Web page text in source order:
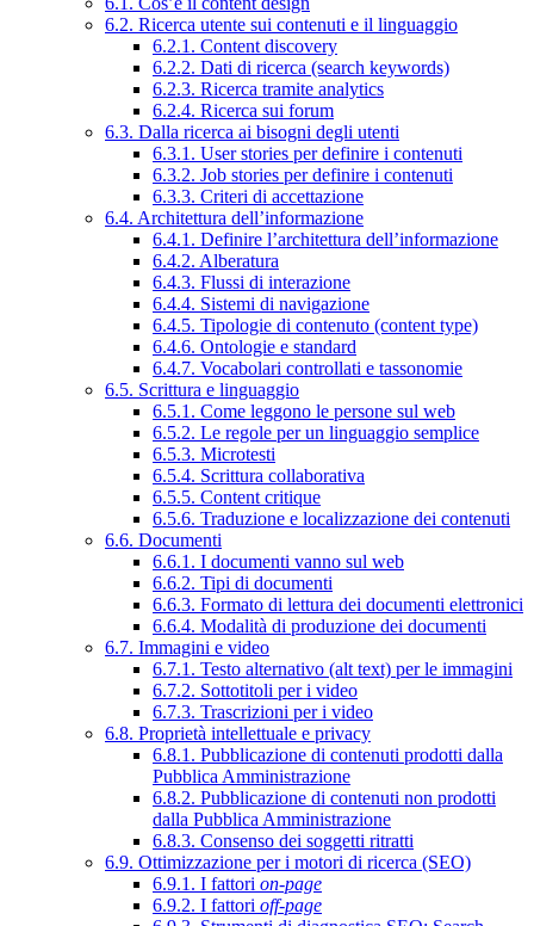
6.2. Ricerca utente sui contenuti e il linguaggio
6.2.1. Content discovery
6.2.2. Dati di ricerca (search keywords)
6.2.3. Ricerca tramite analytics
6.2.4. Ricerca sui forum
6.3. Dalla ricerca ai bisogni degli utenti
6.3.1. User stories per definire i contenuti
6.3.2. Job stories per definire i contenuti
6.3.3. Criteri di accettazione
6.4. Architettura dell’informazione
6.4.1. Definire l’architettura dell’informazione
6.4.2. Alberatura
6.4.3. Flussi di interazione
6.4.4. Sistemi di navigazione
6.4.5. Tipologie di contenuto (content type)
6.4.6. Ontologie e standard
6.4.7. Vocabolari controllati e tassonomie
6.5. Scrittura e linguaggio
6.5.1. Come leggono le persone sul web
6.5.2. Le regole per un linguaggio semplice
6.5.3. Microtesti
6.5.4. Scrittura collaborativa
6.5.5. Content critique
6.5.6. Traduzione e localizzazione dei contenuti
6.6. Documenti
6.6.1. I documenti vanno sul web
6.6.2. Tipi di documenti
6.6.3. Formato di lettura dei documenti elettronici
6.6.4. Modalità di produzione dei documenti
6.7. Immagini e video
6.7.1. Testo alternativo (alt text) per le immagini
6.7.2. Sottotitoli per i video
6.7.3. Trascrizioni per i video
6.8. Proprietà intellettuale e privacy
6.8.1. Pubblicazione di contenuti prodotti dalla
Pubblica Amministrazione
6.8.2. Pubblicazione di contenuti non prodotti
dalla Pubblica Amministrazione
6.8.3. Consenso dei soggetti ritratti
6.9. Ottimizzazione per i motori di ricerca (SEO)
6.9.1. I fattori on-page
6.9.2. I fattori off-page